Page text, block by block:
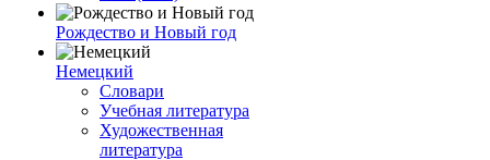
Рождество и Новый год
Немецкий
Словари
Учебная литература
Художественная
литература